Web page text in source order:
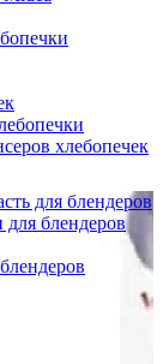
хлебопечек
для блендеров
блендеров